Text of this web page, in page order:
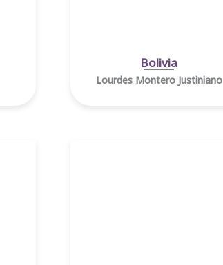
Bolivia
Lourdes Montero Justiniano